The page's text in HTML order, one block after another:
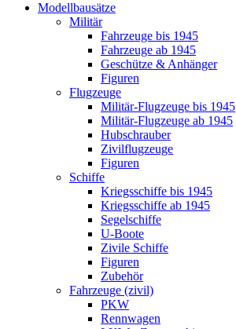
Modellbausätze
Militär
Fahrzeuge bis 1945
Fahrzeuge ab 1945
Geschütze & Anhänger
Figuren
Flugzeuge
Militär-Flugzeuge bis 1945
Militär-Flugzeuge ab 1945
Hubschrauber
Zivilflugzeuge
Figuren
Schiffe
Kriegsschiffe bis 1945
Kriegsschiffe ab 1945
Segelschiffe
U-Boote
Zivile Schiffe
Figuren
Zubehör
Fahrzeuge (zivil)
PKW
Rennwagen